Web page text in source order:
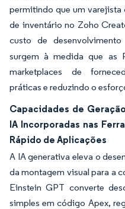
permitindo que um varejista
de inventário no Zoho
custo de desenvolvimento
surgem à medida que as
marketplaces de
práticas e reduzindo o
Capacidades de
IA Incorporadas nas
Rápido de Aplicações
A IA generativa eleva o
da montagem visual para a
Einstein GPT converte
simples em código Apex,